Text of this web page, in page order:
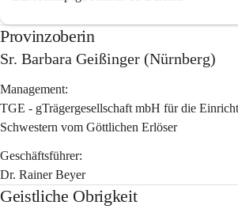
Provinzoberin
Sr. Barbara Geißinger (Nürnberg)
Management:
TGE - gTrägergesellschaft mbH für die
Schwestern vom Göttlichen Erlöser
Geschäftsführer:
Dr. Rainer Beyer
Geistliche Obrigkeit